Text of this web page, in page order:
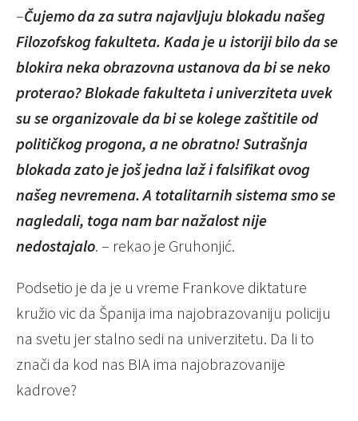
–Čujemo da za sutra najavljuju blokadu našeg
Filozofskog fakulteta. Kada je u istoriji bilo da se
blokira neka obrazovna ustanova da bi se neko
proterao? Blokade fakulteta i univerziteta uvek
su se organizovale da bi se kolege zaštitile od
političkog progona, a ne obratno! Sutrašnja
blokada zato je još jedna laž i falsifikat ovog
našeg nevremena. A totalitarnih sistema smo se
nagledali, toga nam bar nažalost nije
nedostajalo. – rekao je Gruhonjić.
Podsetio je da je u vreme Frankove diktature
kružio vic da Španija ima najobrazovaniju policiju
na svetu jer stalno sedi na univerzitetu. Da li to
znači da kod nas BIA ima najobrazovanije
kadrove?